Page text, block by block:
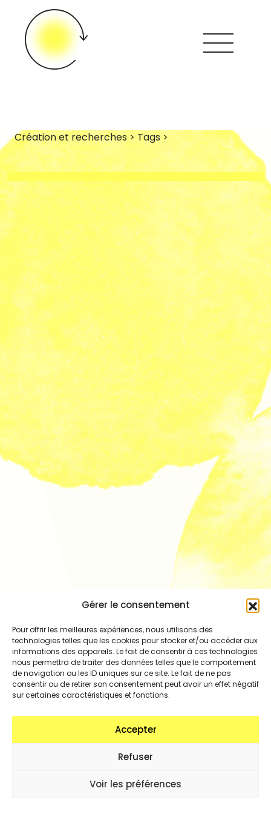
Gérer le consentement
Pour offrir les meilleures expériences, nous utilisons des
technologies telles que les cookies pour stocker et/ou accéder aux
informations des appareils. Le fait de consentir à ces technologies
nous permettra de traiter des données telles que le comportement
de navigation ou les ID uniques sur ce site. Le fait de ne pas
consentir ou de retirer son consentement peut avoir un effet négatif
sur certaines caractéristiques et fonctions.
Accepter
Refuser
Voir les préférences
Looops ?
Créations &
Recherches
Communauté
Agenda
Nous contacter
|en
Création et recherches > Tags >